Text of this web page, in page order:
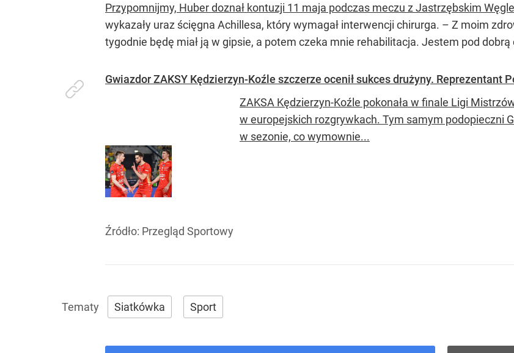
Przypomnijmy, Huber doznał kontuzji 11 maja podczas meczu z Jastrzębskim
wykazały uraz ścięgna Achillesa, który wymagał interwencji chirurga. – Z moim
tygodnie będę miał ją w gipsie, a potem czeka mnie rehabilitacja. Jestem pod
Gwiazdor ZAKSY Kędzierzyn-Koźle szczerze ocenił sukces drużyny. Reprezentant
ZAKSA Kędzierzyn-Koźle pokonała w finale Ligi
w europejskich rozgrywkach. Tym samym podopieczni
w sezonie, co wymownie...
Źródło: Przegląd Sportowy
Siatkówka Sport